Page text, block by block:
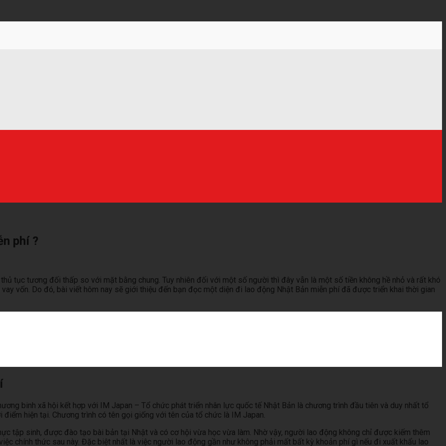
phí ?
tục tương đối thấp so với mặt bằng chung. Tuy nhiên đối với một số người thì đây vẫn là một số tiền không hề nhỏ và rất khó
vốn. Do đó, bài viết hôm nay sẽ giới thiệu đến bạn đọc một diện đi lao động Nhật Bản miễn phí đã được triển khai thời gian
binh xã hội kết hợp với IM Japan – Tổ chức phát triển nhân lực quốc tế Nhật Bản là chương trình đầu tiên và duy nhất tổ
hiện tại. Chương trình có tên gọi giống với tên của tổ chức là IM Japan.
tập sinh, được đào tạo bài bản tại Nhật và có cơ hội vừa học vừa làm. Nhờ vậy, người lao động không chỉ được kiếm thêm
chính thức sau này. Đặc biệt nhất là việc người lao động gần như không phải mất bất kỳ khoản phí gì nếu đi xuất khẩu lao